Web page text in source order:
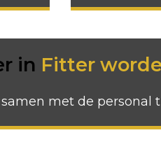
in Fitter
met de personal